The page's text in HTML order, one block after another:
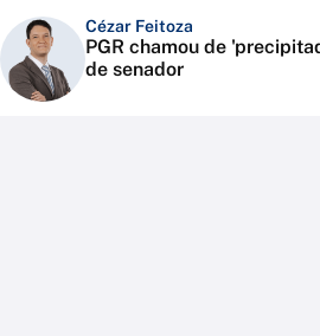
Cézar Feitoza
PGR chamou de
de senador